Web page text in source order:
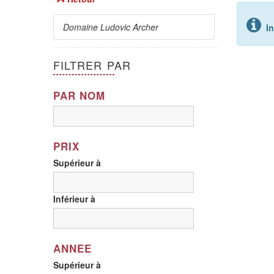
Domaine Ludovic Archer
FILTRER PAR
PAR NOM
PRIX
Supérieur à
Inférieur à
ANNEE
Supérieur à